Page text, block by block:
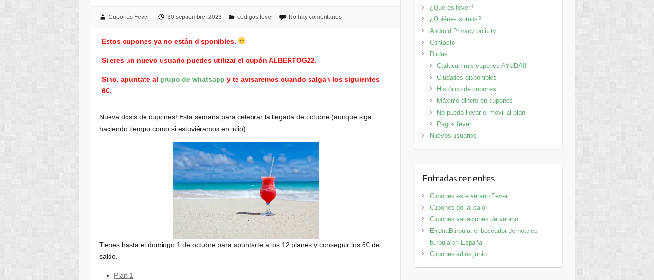
Cupones Fever 30 septiembre, 2023 codigos fever No hay comentarios
Estos cupones ya no están disponibles.
Si eres un nuevo usuario puedes utilizar el cupón ALBERTOG22.
Sino, apuntate algrupo de whatsapp y te avisaremos cuando salgan los siguientes
6€.
Nueva dosis de cupones! Esta semana para celebrar la llegada de octubre (aunque siga
haciendo tiempo como si estuviéramos en julio)
Tienes hasta el domingo 1 de octubre para apuntarte a los 12 planes y conseguir los 6€ de
saldo.
Plan 1
¿Que es fever?
¿Quiénes somos?
Android Privacy policity
Contacto
Dudas
Caducan mis cupones AYUDA!!
Ciudades disponibles
Histórico de cupones
Máximo dinero en cupones
No puedo llevar el movil al plan
Pagos fever
Nuevos usuarios
Entradas recientes
Cupones este verano Fever
Cupones gol al calor
Cupones vacaciones de verano
EnUnaBurbuja: el buscador de hoteles
burbuja en España
Cupones adiós junio